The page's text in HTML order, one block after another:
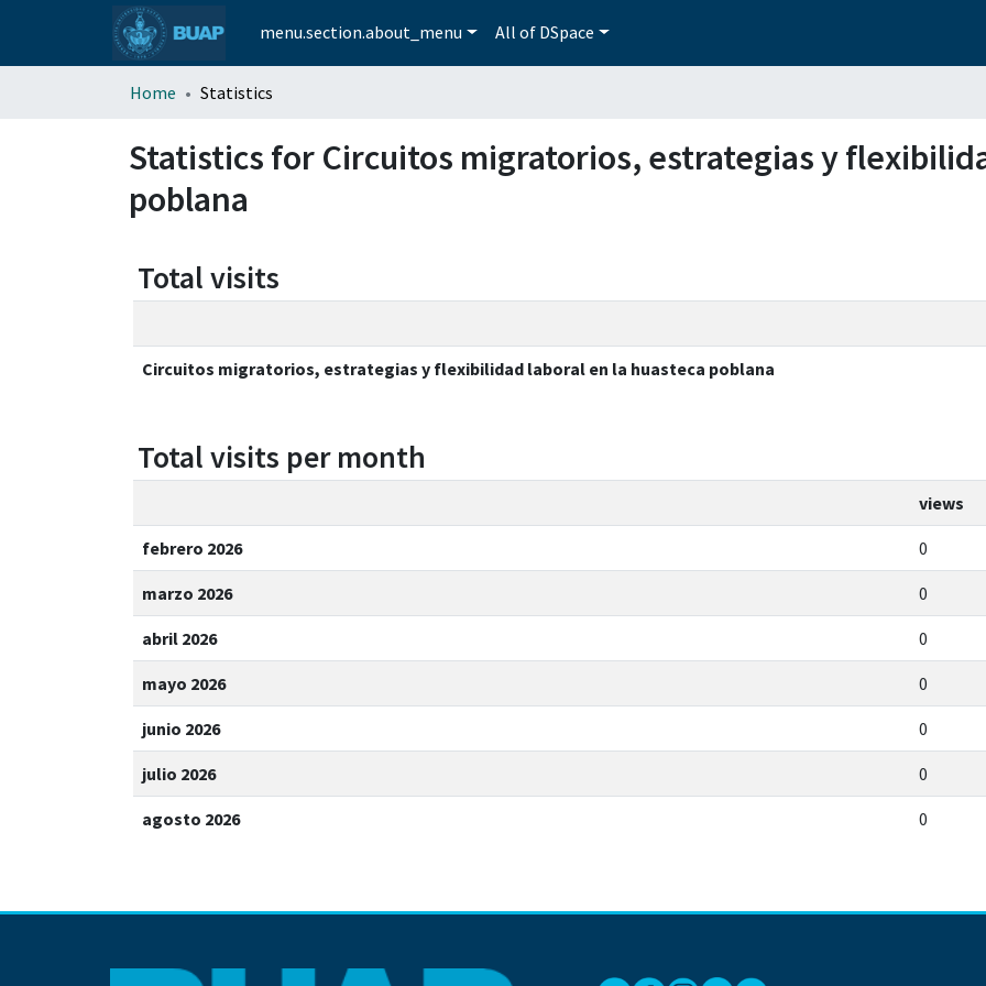
menu.section.about_menu All of DSpace
Home Statistics
Statistics for Circuitos migratorios, estrategias y
poblana
Total visits
Circuitos migratorios, estrategias y flexibilidad laboral en la huasteca poblana
Total visits per month
views
febrero 2026 0
marzo 2026 0
abril 2026 0
mayo 2026 0
junio 2026 0
julio 2026 0
agosto 2026 0